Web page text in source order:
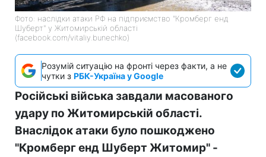
Фото: наслідки атаки РФ на підприємство "Кромберг енд
Шуберт" у Житомирській області
(facebook.com/vitaliy.bunechko)
Розумій ситуацію на фронті через факти, а не
чутки з РБК-Україна у Google
Російські війська завдали масованого
удару по Житомирській області.
Внаслідок атаки було пошкоджено
"Кромберг енд Шуберт Житомир" -